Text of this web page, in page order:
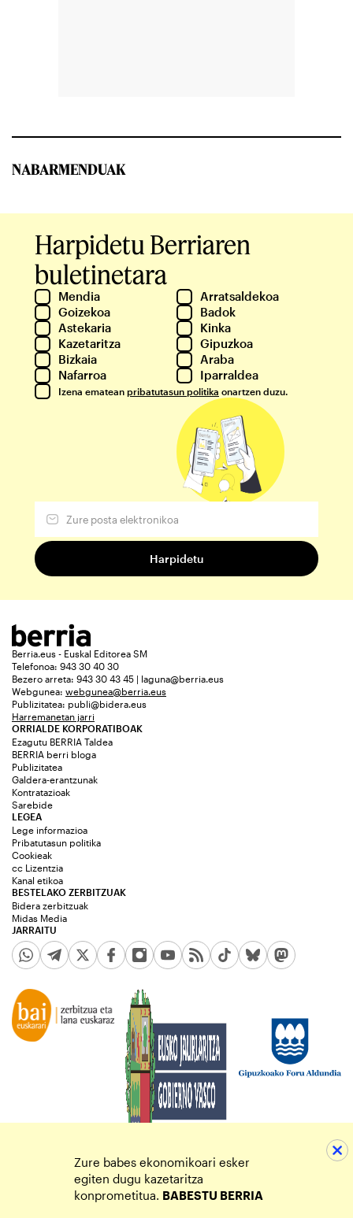
NABARMENDUAK
Harpidetu Berriaren
buletinetara
Mendia
Arratsaldekoa
Goizekoa
Badok
Astekaria
Kinka
Kazetaritza
Gipuzkoa
Bizkaia
Araba
Nafarroa
Iparraldea
Izena ematean pribatutasun politika onartzen duzu.
Berria.eus - Euskal Editorea SM
Telefonoa: 943 30 40 30
Bezero arreta: 943 30 43 45 | laguna@berria.eus
Webgunea: webgunea@berria.eus
Publizitatea: publi@bidera.eus
Harremanetan jarri
ORRIALDE KORPORATIBOAK
Ezagutu BERRIA Taldea
BERRIA berri bloga
Publizitatea
Galdera-erantzunak
Kontratazioak
Sarebide
JARRAITU
LEGEA
Lege informazioa
Pribatutasun politika
Cookieak
cc Lizentzia
Kanal etikoa
BESTELAKO ZERBITZUAK
Bidera zerbitzuak
Midas Media
Zure babes ekonomikoari esker
egiten dugu kazetaritza
konprometitua. BABESTU BERRIA